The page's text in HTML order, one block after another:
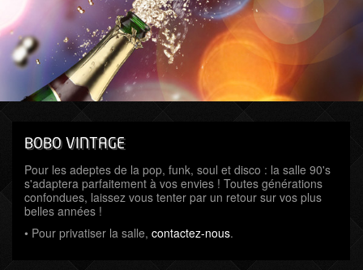
PRIVATISER
ACCÈS
BOBO VINTAGE
Pour les adeptes de la pop, funk, soul et disco : la salle 90's
s'adaptera parfaitement à vos envies ! Toutes générations
confondues, laissez vous tenter par un retour sur vos plus
belles années !
• Pour privatiser la salle, contactez-nous.